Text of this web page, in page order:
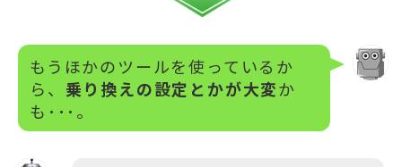
もうほかのツールを使っているか
ら、 乗り換えの設定とかが大変か
も･･･。